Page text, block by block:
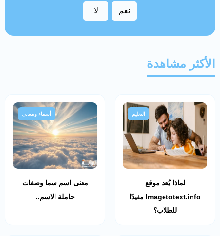
نعم لا
الأكثر مشاهدة
التعليم
لماذا يُعد موقع
Imagetotext.info مفيدًا
للطلاب؟
أسماء ومعاني
معنى اسم سما وصفات
حاملة الاسم..